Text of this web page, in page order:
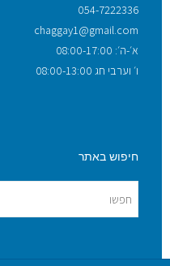
054-7222336
chaggay1@gmail.com
א׳-ה׳: 08:00-17:00
ו׳ וערבי חג 08:00-13:00
חיפוש באתר